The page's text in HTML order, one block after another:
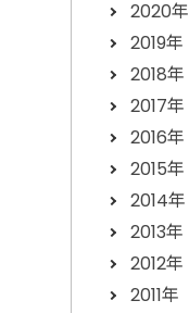
2020年
2019年
2018年
2017年
2016年
2015年
2014年
2013年
2012年
2011年